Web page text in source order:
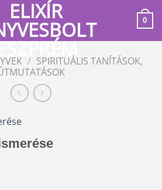
0
/ SPIRITUÁLIS TANÍTÁSOK,